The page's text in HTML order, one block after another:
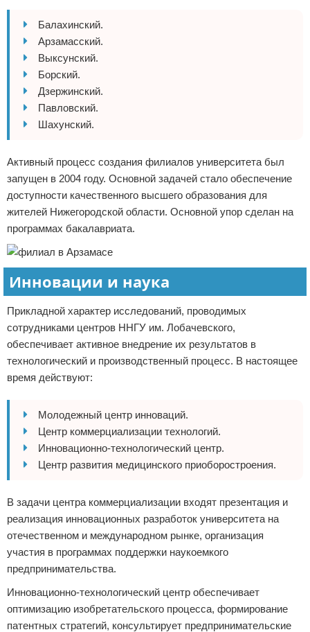
Балахинский.
Арзамасский.
Выксунский.
Борский.
Дзержинский.
Павловский.
Шахунский.
Активный процесс создания филиалов университета был
запущен в 2004 году. Основной задачей стало обеспечение
доступности качественного высшего образования для
жителей Нижегородской области. Основной упор сделан на
программах бакалавриата.
Инновации и наука
Прикладной характер исследований, проводимых
сотрудниками центров ННГУ им. Лобачевского,
обеспечивает активное внедрение их результатов в
технологический и производственный процесс. В настоящее
время действуют:
Молодежный центр инноваций.
Центр коммерциализации технологий.
Инновационно-технологический центр.
Центр развития медицинского приоборостроения.
В задачи центра коммерциализации входят презентация и
реализация инновационных разработок университета на
отечественном и международном рынке, организация
участия в программах поддержки наукоемкого
предпринимательства.
Инновационно-технологический центр обеспечивает
оптимизацию изобретательского процесса, формирование
патентных стратегий, консультирует предпринимательские